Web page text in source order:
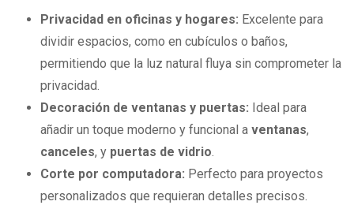
Privacidad en oficinas y hogares: Excelente para
dividir espacios, como en cubículos o baños,
permitiendo que la luz natural fluya sin comprometer la
privacidad.
Decoración de ventanas y puertas: Ideal para
añadir un toque moderno y funcional a ventanas,
canceles, y puertas de vidrio.
Corte por computadora: Perfecto para proyectos
personalizados que requieran detalles precisos.